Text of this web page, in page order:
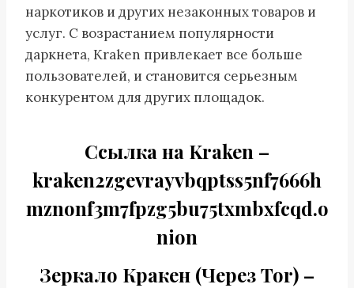
наркотиков и других незаконных товаров и
услуг. С возрастанием популярности
даркнета, Kraken привлекает все больше
пользователей, и становится серьезным
конкурентом для других площадок.
Cсылка на Kraken –
kraken2zgevrayvbqptss5nf7666h
mznonf3m7fpzg5bu75txmbxfcqd.o
nion
Зеркало Кракен (Через Tor) –